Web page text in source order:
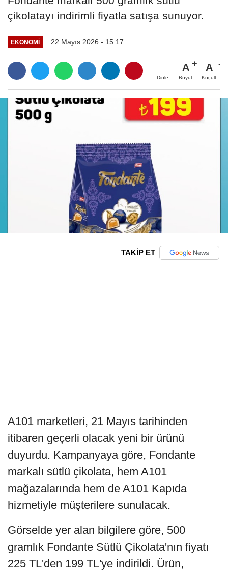
çikolatayı indirimli fiyatla satışa sunuyor.
EKONOMI 22 Mayıs 2026 - 15:17
Dinle
A
Büyüt
A
Küçült
TAKİP ET
A101 marketleri, 21 Mayıs tarihinden
itibaren geçerli olacak yeni bir ürünü
duyurdu. Kampanyaya göre, Fondante
markalı sütlü çikolata, hem A101
mağazalarında hem de A101 Kapıda
hizmetiyle müşterilere sunulacak.
Görselde yer alan bilgilere göre, 500
gramlık Fondante Sütlü Çikolata'nın fiyatı
225 TL'den 199 TL'ye indirildi. Ürün,